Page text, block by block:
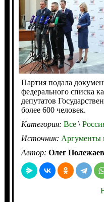
Партия подала
федерального списка
депутатов
более 600 человек.
Категория: Все\
Источник: Аргументы
Автор: Олег Полежаев